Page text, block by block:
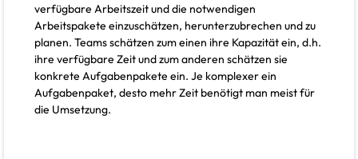
verfügbare Arbeitszeit und die notwendigen
Arbeitspakete einzuschätzen, herunterzubrechen und zu
planen. Teams schätzen zum einen ihre Kapazität ein, d.h.
ihre verfügbare Zeit und zum anderen schätzen sie
konkrete Aufgabenpakete ein. Je komplexer ein
Aufgabenpaket, desto mehr Zeit benötigt man meist für
die Umsetzung.